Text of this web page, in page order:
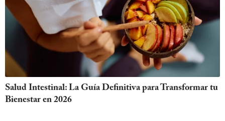
Salud Intestinal: La Guía Definitiva para Transformar tu
Bienestar en 2026